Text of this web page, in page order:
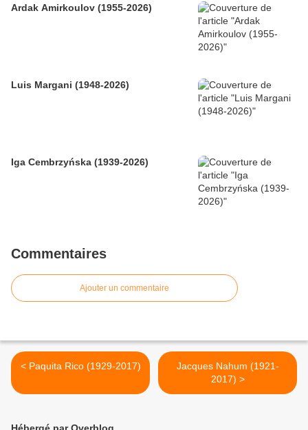
Ardak Amirkoulov (1955-2026)
Luis Margani (1948-2026)
Iga Cembrzyńska (1939-2026)
Commentaires
Ajouter un commentaire
< Paquita Rico (1929-2017)
Jacques Nahum (1921-
2017) >